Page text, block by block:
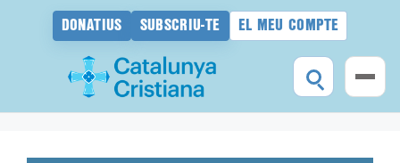
DONATIUS SUBSCRIU-TE EL MEU COMPTE